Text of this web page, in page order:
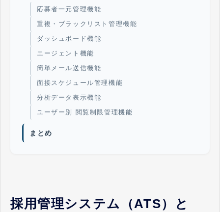
応募者一元管理機能
重複・ブラックリスト管理機能
ダッシュボード機能
エージェント機能
簡単メール送信機能
面接スケジュール管理機能
分析データ表示機能
ユーザー別 閲覧制限管理機能
まとめ
採用管理システム（ATS）と